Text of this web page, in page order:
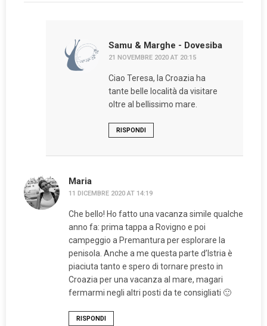
Samu & Marghe - Dovesiba
21 NOVEMBRE 2020 AT 20:15
Ciao Teresa, la Croazia ha
tante belle località da visitare
oltre al bellissimo mare.
RISPONDI
Maria
11 DICEMBRE 2020 AT 14:19
Che bello! Ho fatto una vacanza simile qualche
anno fa: prima tappa a Rovigno e poi
campeggio a Premantura per esplorare la
penisola. Anche a me questa parte d’Istria è
piaciuta tanto e spero di tornare presto in
Croazia per una vacanza al mare, magari
fermarmi negli altri posti da te consigliati 🙂
RISPONDI